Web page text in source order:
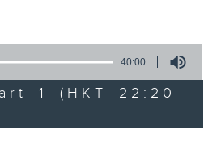
40:00
1 (HKT 22:20 -